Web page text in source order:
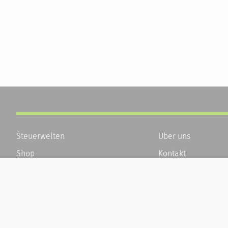
Steuerwelten
Shop
Über uns
Kontakt